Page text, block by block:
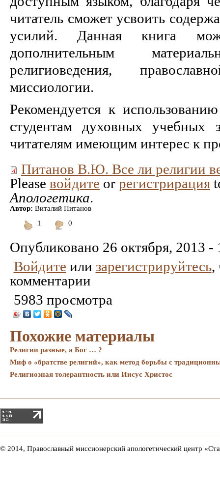
читатель сможет усвоить
усилий. Данная книга
дополнительным
религиоведения,
миссиологии.
Рекомендуется к
студентам духовных учебных
читателям имеющим интерес к
Питанов В.Ю. Все ли религии
Please войдите or регистрирация
Апологетика.
Автор: Виталий Питанов
1
0
Опубликовано 26 октября, 2013 -
Войдите или зарегистрируйтесь,
комментарии
5983 просмотра
Похожие материалы
Религии разные, а Бог … ?
Миф о «братстве религий», как метод борьбы с
Религиозная толерантность или Иисус Христос
© 2014, Православный миссионерский апологетический центр